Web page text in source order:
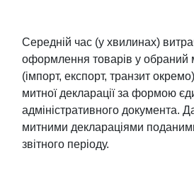
управління
Середній час (у хвилинах)
оформлення товарів у обраний
(імпорт, експорт, транзит
митної декларації за формою
адміністративного документа.
митними деклараціями
звітного періоду.